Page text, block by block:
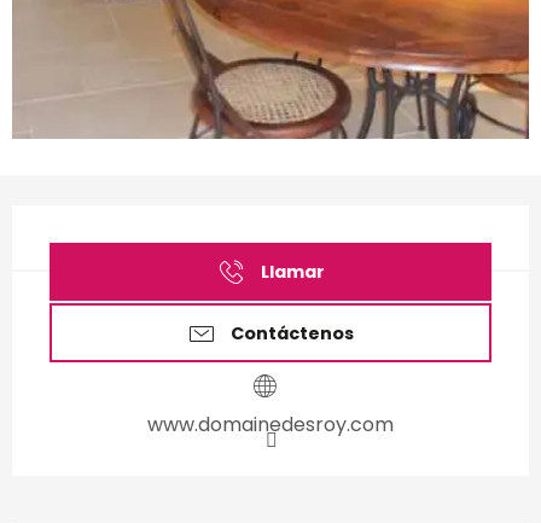
Horarios y datos de
Llamar
Contáctenos
www.domainedesroy.com